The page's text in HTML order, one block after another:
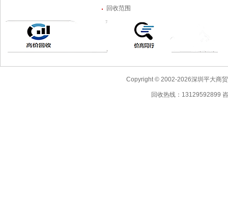
回收范围
Copyright © 2002-2026深圳平大商
回收热线：13129592899